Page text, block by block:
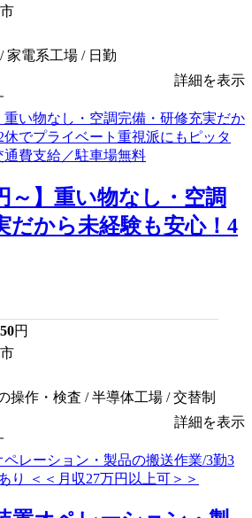
家電系工場 / 日勤
詳細を表示
～】重い物なし・空調
だから未経験も安心！4
円
操作・検査 / 半導体工場 / 交替制
詳細を表示